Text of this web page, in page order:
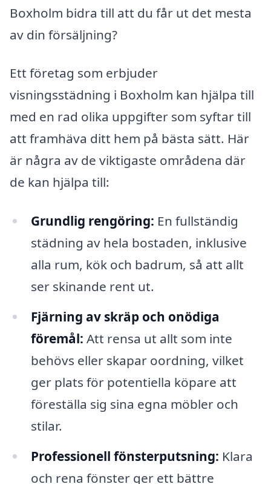
Boxholm bidra till att du får ut det mesta
av din försäljning?
Ett företag som erbjuder
visningsstädning i Boxholm kan hjälpa till
med en rad olika uppgifter som syftar till
att framhäva ditt hem på bästa sätt. Här
är några av de viktigaste områdena där
de kan hjälpa till:
Grundlig rengöring: En fullständig
städning av hela bostaden, inklusive
alla rum, kök och badrum, så att allt
ser skinande rent ut.
Fjärning av skräp och onödiga
föremål: Att rensa ut allt som inte
behövs eller skapar oordning, vilket
ger plats för potentiella köpare att
föreställa sig sina egna möbler och
stilar.
Professionell fönsterputsning: Klara
och rena fönster ger ett bättre